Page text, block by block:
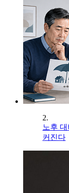
2.
노후
커진다